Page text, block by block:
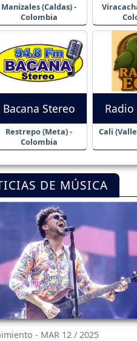
Manizales (Caldas) -
Colombia
Bacana Stereo
Restrepo (Meta) -
Colombia
Radio
Cali
DE MÚSICA
- MAR 12 / 2025